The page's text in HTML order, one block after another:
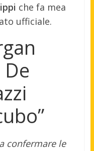
che fa mea
ufficiale.
confermare le